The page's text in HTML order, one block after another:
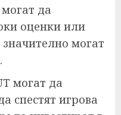
да
оценки или
могат
могат да
спестят игрова